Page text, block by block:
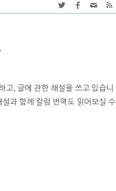
, 글에 관한 해설을 쓰고 있습니
과 함께 칼럼 번역도 읽어보실 수